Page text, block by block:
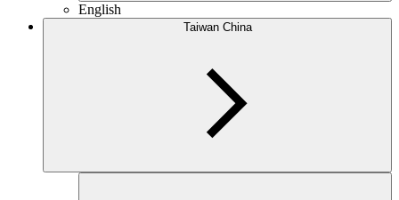
English
Taiwan China